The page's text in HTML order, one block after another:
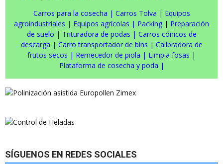
Carros para la cosecha | Carros Tolva | Equipos
agroindustriales | Equipos agrícolas | Packing | Preparación
de suelo | Trituradora de podas | Carros cónicos de
descarga | Carro transportador de bins | Calibradora de
frutos secos | Remecedor de piola | Limpia fosas |
Plataforma de cosecha y poda |
SÍGUENOS EN REDES SOCIALES